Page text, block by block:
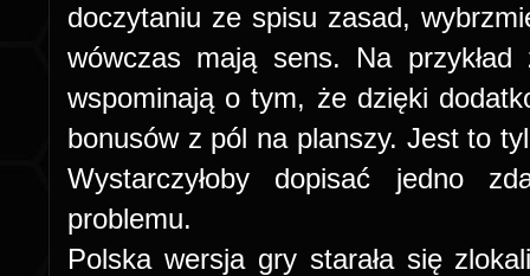
doczytaniu ze spisu zasad,
wówczas mają sens. Na
wspominają o tym, że dzięki
bonusów z pól na planszy. Jest to
Wystarczyłoby dopisać jedno
problemu.
Polska wersja gry starała się